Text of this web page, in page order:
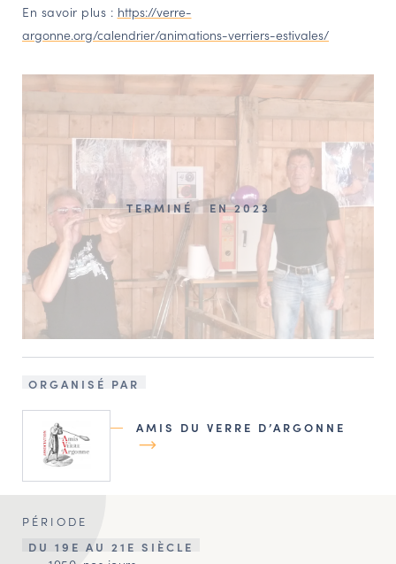
Amateurs d’histoire et de patrimoine
Responsables de structures
En savoir plus : https://verre-
argonne.org/calendrier/animations-verriers-estivales/
TERMINÉ EN 2023
ORGANISÉ PAR
AMIS DU VERRE D’ARGONNE
PÉRIODE
DU 19E AU 21E SIÈCLE